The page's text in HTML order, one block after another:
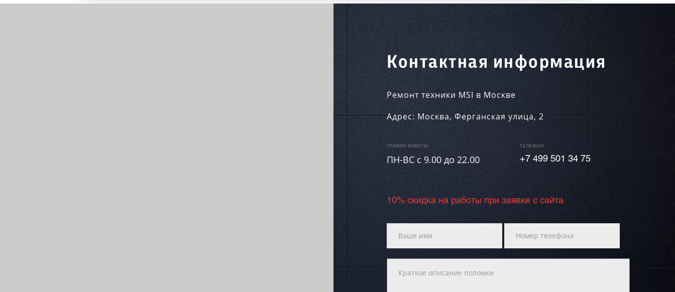
Контактная информация
Ремонт техники MSI в Москве
Адрес:Москва,Ферганская улица, 2
ГРАФИК РАБОТЫ
ПН-ВC c 9.00 до 22.00
ТЕЛЕФОН
+7 499 501 34 75
10% скидка на работы при заявке с сайта